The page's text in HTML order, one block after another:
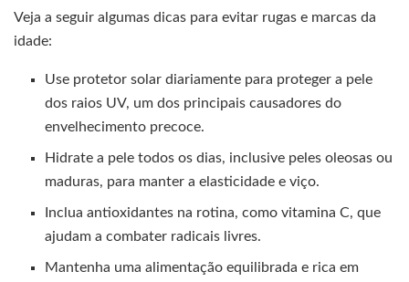
Veja a seguir algumas dicas para evitar rugas e marcas da
idade:
Use protetor solar diariamente para proteger a pele
dos raios UV, um dos principais causadores do
envelhecimento precoce.
Hidrate a pele todos os dias, inclusive peles oleosas ou
maduras, para manter a elasticidade e viço.
Inclua antioxidantes na rotina, como vitamina C, que
ajudam a combater radicais livres.
Mantenha uma alimentação equilibrada e rica em